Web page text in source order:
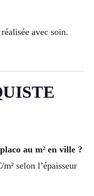
avec soin.
au m² en ville ?
selon l’épaisseur